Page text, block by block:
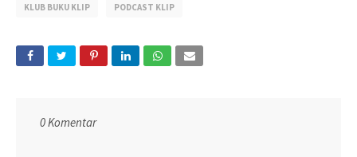
KLUB BUKU KLIP PODCAST KLIP
0 Komentar